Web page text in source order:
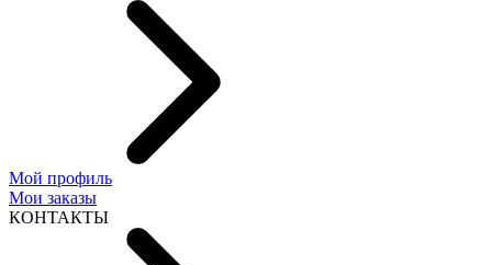
Мой профиль
Мои заказы
КОНТАКТЫ